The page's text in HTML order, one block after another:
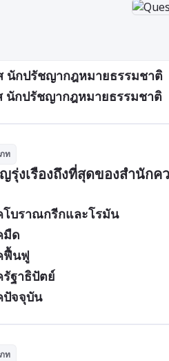
นักปรัชญากฎหมายธรรมชาติ
นักปรัชญากฎหมายธรรมชาติ
ท
รุ่งเรืองถึงที่สุดของสำนัก
บราณกรีกและโรมัน
มืด
ฟื้นฟู
ฐาธิปัตย์
ปัจจุบัน
ท